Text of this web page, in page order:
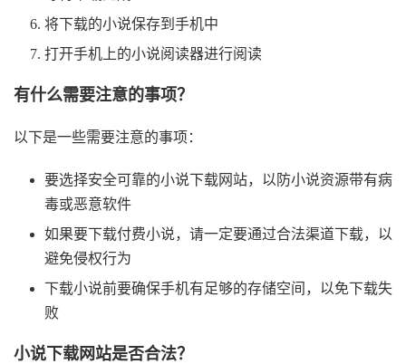
将下载的小说保存到手机中
打开手机上的小说阅读器进行阅读
有什么需要注意的事项？
以下是一些需要注意的事项：
要选择安全可靠的小说下载网站，以防小说资源带有病
毒或恶意软件
如果要下载付费小说，请一定要通过合法渠道下载，以
避免侵权行为
下载小说前要确保手机有足够的存储空间，以免下载失
败
小说下载网站是否合法？